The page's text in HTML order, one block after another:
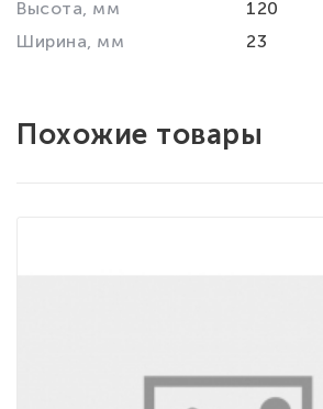
Высота, мм
120
Ширина, мм
23
Похожие товары